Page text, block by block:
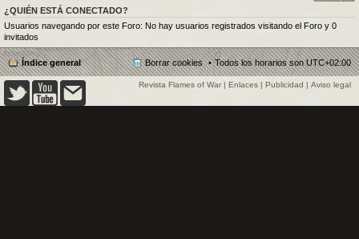
¿QUIÉN ESTÁ CONECTADO?
Usuarios navegando por este Foro: No hay usuarios registrados visitando el Foro y 0
invitados
Índice general Todos los horarios sonUTC+02:00
Borrar cookies
Revista Flames of War | Enlaces | Publicidad | Aviso legal